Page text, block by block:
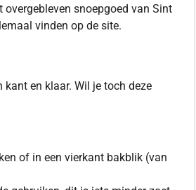
overgebleven snoepgoed van Sint
vinden op de site.
en klaar. Wil je toch deze
of in een vierkant bakblik (van